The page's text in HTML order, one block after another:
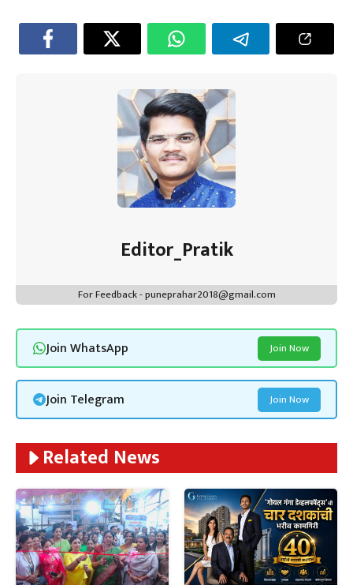
o
ok
er sA
p
es
t
dI
n
a
m
Editor_Pratik
For Feedback - puneprahar2018@gmail.com
Join WhatsApp Join Now
Join Telegram Join Now
Related News